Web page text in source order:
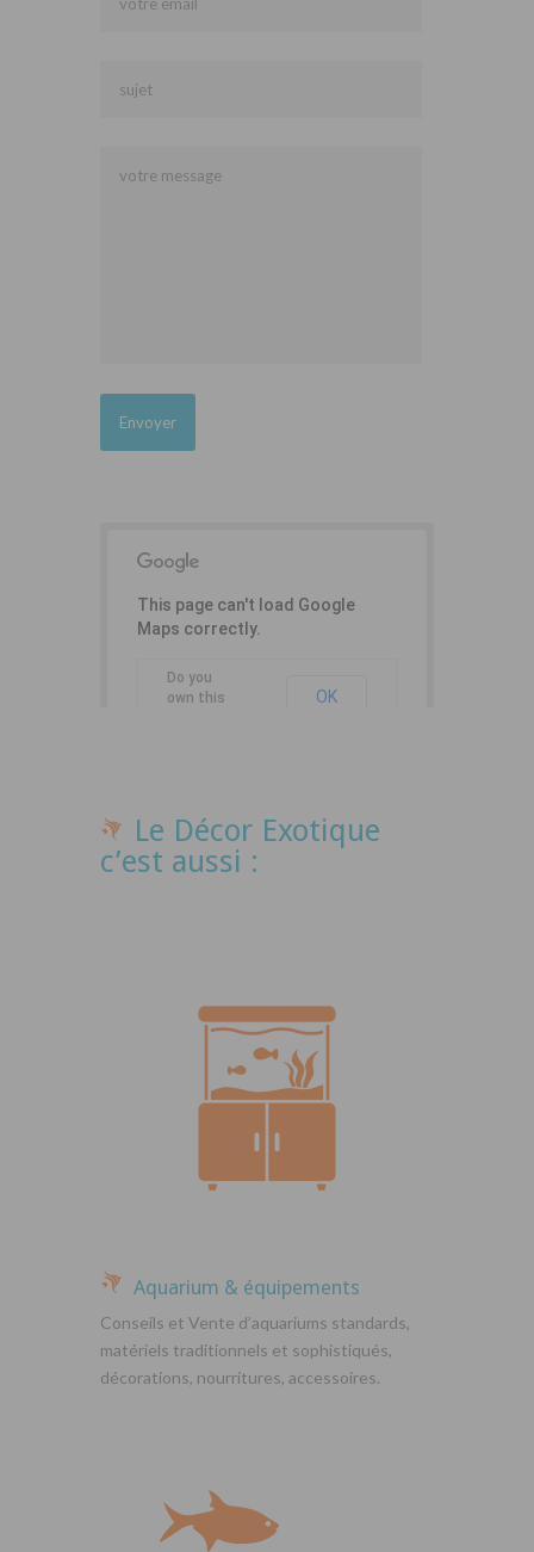
This page can't load Google
Maps correctly.
Do you
own this
OK
Le Décor Exotique
c’est aussi :
Aquarium & équipements
Conseils et Vente d’aquariums standards,
matériels traditionnels et sophistiqués,
décorations, nourritures, accessoires.